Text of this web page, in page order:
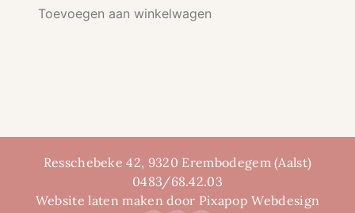
Toevoegen aan winkelwagen
Resschebeke 42, 9320 Erembodegem (Aalst)
0483/68.42.03
Website laten maken door Pixapop Webdesign